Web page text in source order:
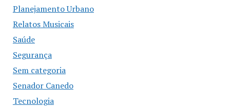
Planejamento Urbano
Relatos Musicais
Saúde
Segurança
Sem categoria
Senador Canedo
Tecnologia